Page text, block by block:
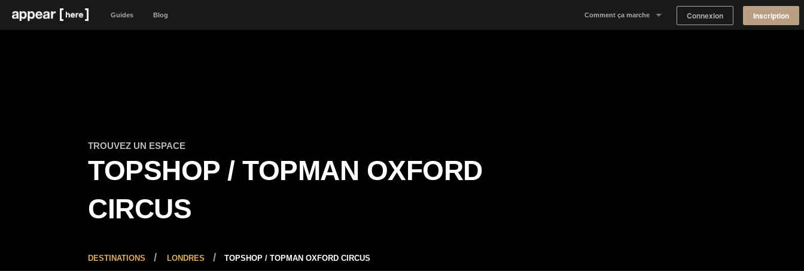
Guides Blog Comment ça marche Connexion Inscription
TROUVEZ UN ESPACE
TOPSHOP / TOPMAN OXFORD
CIRCUS
DESTINATIONS LONDRES TOPSHOP / TOPMAN OXFORD CIRCUS